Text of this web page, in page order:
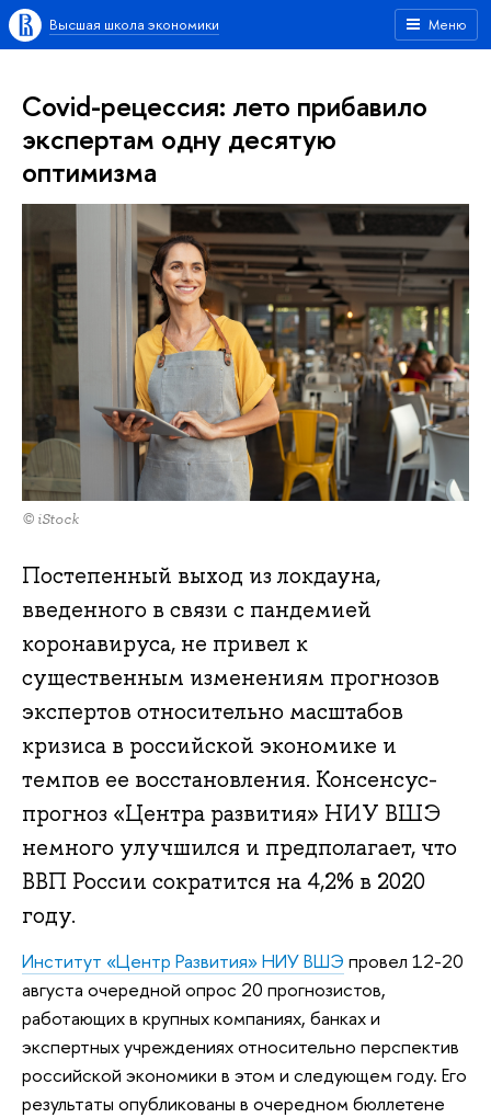
Меню
Высшая школа экономики
Covid-рецессия: лето прибавило
экспертам одну десятую
оптимизма
© iStock
Постепенный выход из локдауна,
введенного в связи с пандемией
коронавируса, не привел к
существенным изменениям прогнозов
экспертов относительно масштабов
кризиса в российской экономике и
темпов ее восстановления. Консенсус-
прогноз «Центра развития» НИУ ВШЭ
немного улучшился и предполагает, что
ВВП России сократится на 4,2% в 2020
году.
Институт «Центр Развития» НИУ ВШЭ провел 12-20
августа очередной опрос 20 прогнозистов,
работающих в крупных компаниях, банках и
экспертных учреждениях относительно перспектив
российской экономики в этом и следующем году. Его
результаты опубликованы в очередном бюллетене